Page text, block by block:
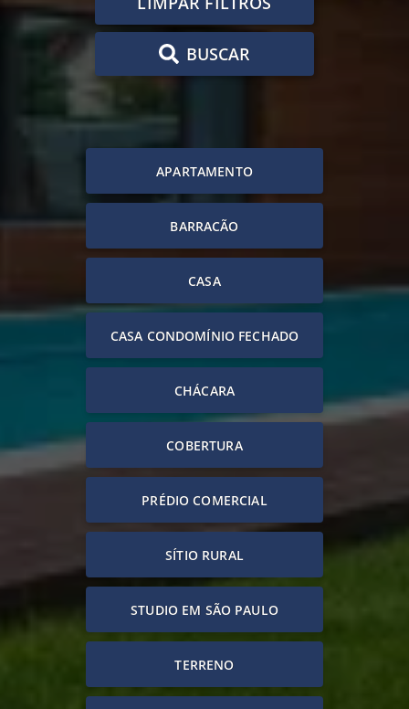
BUSCAR
APARTAMENTO
BARRACÃO
CASA
CASA CONDOMÍNIO FECHADO
CHÁCARA
COBERTURA
PRÉDIO COMERCIAL
SÍTIO RURAL
STUDIO EM SÃO PAULO
TERRENO